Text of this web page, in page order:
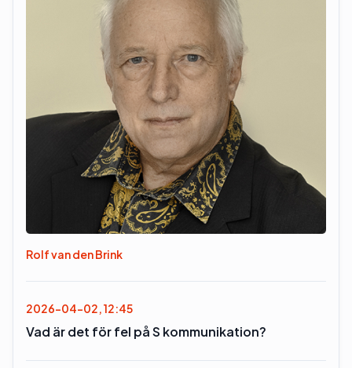
Rolf van den Brink
2026-04-02, 12:45
Vad är det för fel på S kommunikation?